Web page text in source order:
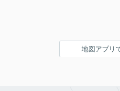
地図アプリ